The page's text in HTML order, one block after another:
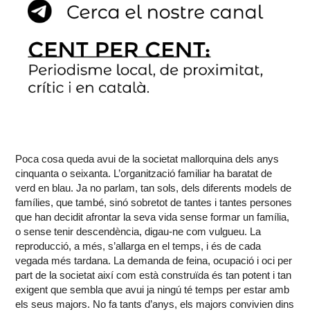
Poca cosa queda avui de la societat mallorquina dels anys
cinquanta o seixanta. L’organització familiar ha baratat de
verd en blau. Ja no parlam, tan sols, dels diferents models de
famílies, que també, sinó sobretot de tantes i tantes persones
que han decidit afrontar la seva vida sense formar un família,
o sense tenir descendència, digau-ne com vulgueu. La
reproducció, a més, s’allarga en el temps, i és de cada
vegada més tardana. La demanda de feina, ocupació i oci per
part de la societat així com està construïda és tan potent i tan
exigent que sembla que avui ja ningú té temps per estar amb
els seus majors. No fa tants d’anys, els majors convivien dins